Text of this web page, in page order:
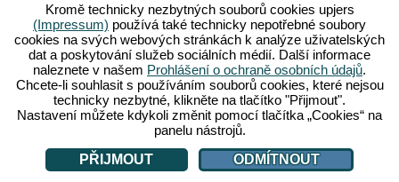
je
dino
Kromě technicky nezbytných souborů cookies upjers
(Impressum) používá také technicky nepotřebné soubory
cookies na svých webových stránkách k analýze uživatelských
dat a poskytování služeb sociálních médií. Další informace
naleznete v našem Prohlášení o ochraně osobních údajů.
Chcete-li souhlasit s používáním souborů cookies, které nejsou
technicky nezbytné, klikněte na tlačítko "Přijmout".
Nastavení můžete kdykoli změnit pomocí tlačítka „Cookies“ na
panelu nástrojů.
PŘIJMOUT
ODMÍTNOUT